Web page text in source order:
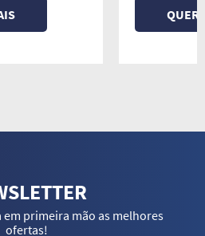
em primeira mão as melhores
ofertas!